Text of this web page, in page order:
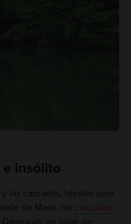
insólito
las cascadas, ideales para
de Mase, las cascadas